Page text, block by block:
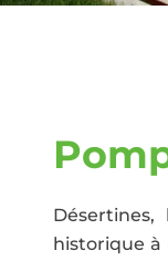
historique à